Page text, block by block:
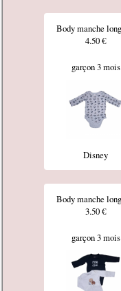
Body manche
4.50 €
garçon 3 mois
Disney
Body manche
3.50 €
garçon 3 mois